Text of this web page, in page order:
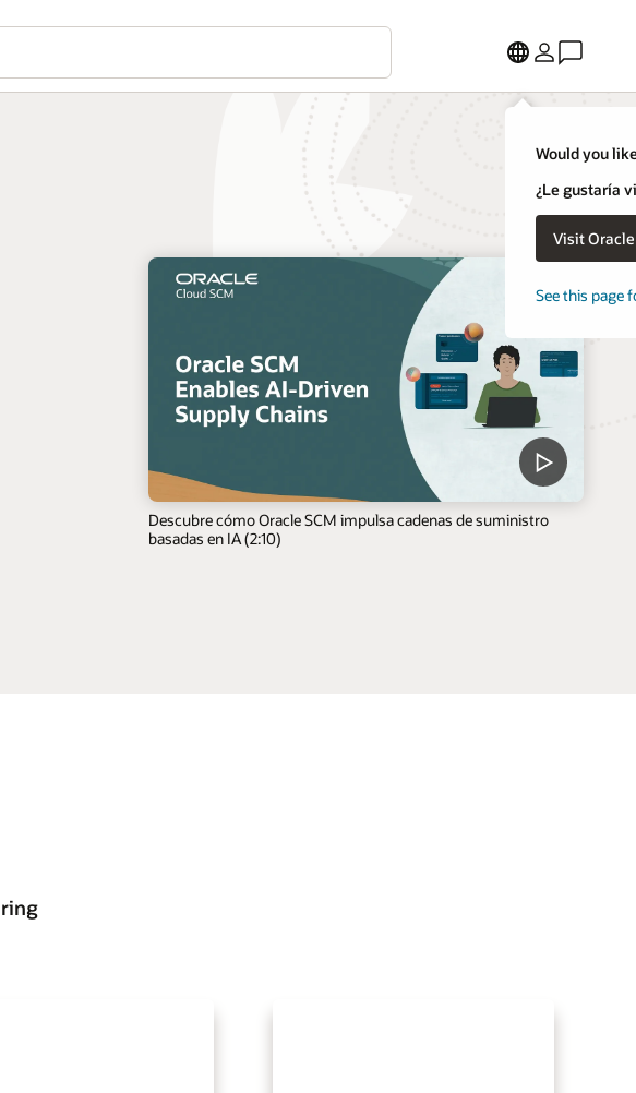
Would you
¿Le gustaría
Visit
See this page
Descubre cómo Oracle SCM impulsa cadenas de suministro
basadas en IA (2:10)